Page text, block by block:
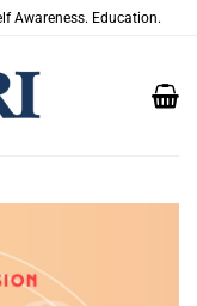
Awareness. Education.